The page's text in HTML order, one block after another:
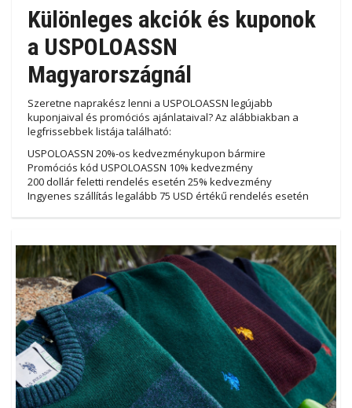
Különleges akciók és kuponok
a USPOLOASSN
Magyarországnál
Szeretne naprakész lenni a USPOLOASSN legújabb
kuponjaival és promóciós ajánlataival? Az alábbiakban a
legfrissebbek listája található:
USPOLOASSN 20%-os kedvezménykupon bármire
Promóciós kód USPOLOASSN 10% kedvezmény
200 dollár feletti rendelés esetén 25% kedvezmény
Ingyenes szállítás legalább 75 USD értékű rendelés esetén